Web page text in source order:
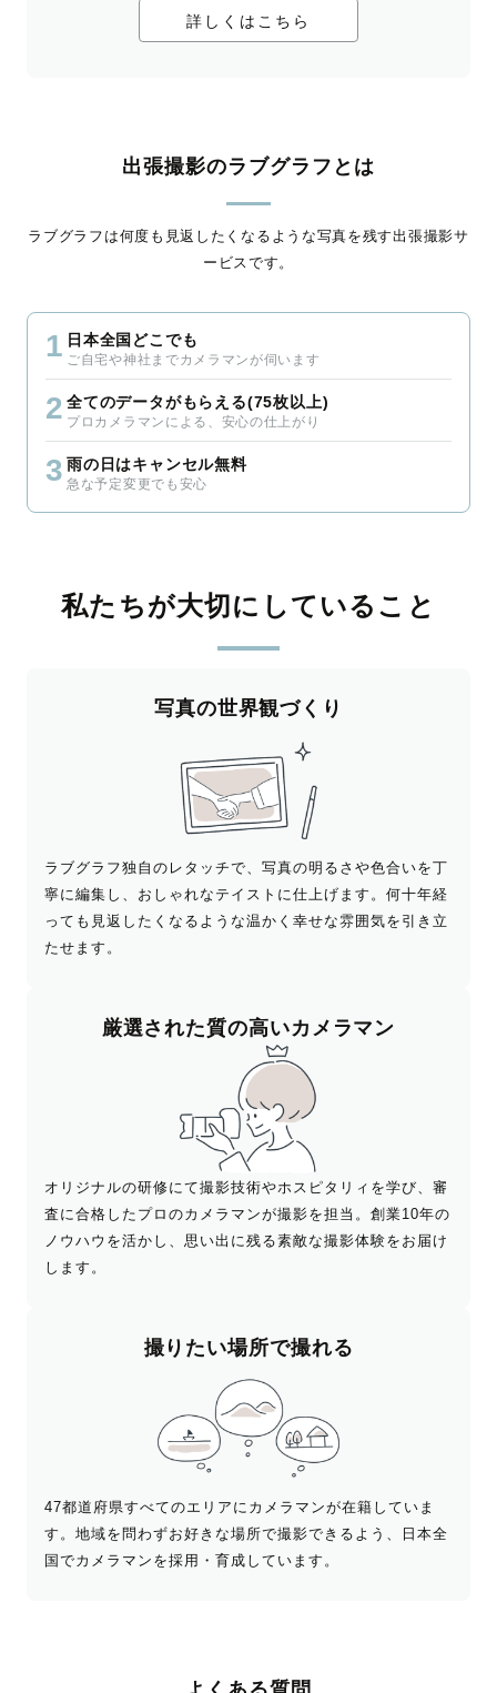
詳しくはこちら
出張撮影のラブグラフとは
ラブグラフは何度も見返したくなるような写真を残す出張撮影サ
ービスです。
1 日本全国どこでも
ご自宅や神社までカメラマンが伺います
2 全てのデータがもらえる(75枚以上)
プロカメラマンによる、安心の仕上がり
3 雨の日はキャンセル無料
急な予定変更でも安心
私たちが大切にしていること
写真の世界観づくり
ラブグラフ独自のレタッチで、写真の明るさや色合いを丁
寧に編集し、おしゃれなテイストに仕上げます。何十年経
っても見返したくなるような温かく幸せな雰囲気を引き立
たせます。
厳選された質の高いカメラマン
オリジナルの研修にて撮影技術やホスピタリィを学び、審
査に合格したプロのカメラマンが撮影を担当。創業10年の
ノウハウを活かし、思い出に残る素敵な撮影体験をお届け
します。
撮りたい場所で撮れる
47都道府県すべてのエリアにカメラマンが在籍していま
す。地域を問わずお好きな場所で撮影できるよう、日本全
国でカメラマンを採用・育成しています。